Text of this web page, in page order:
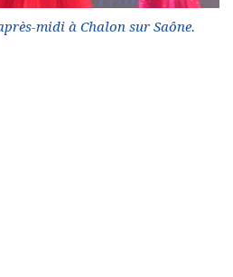
midi à Chalon sur Saône.